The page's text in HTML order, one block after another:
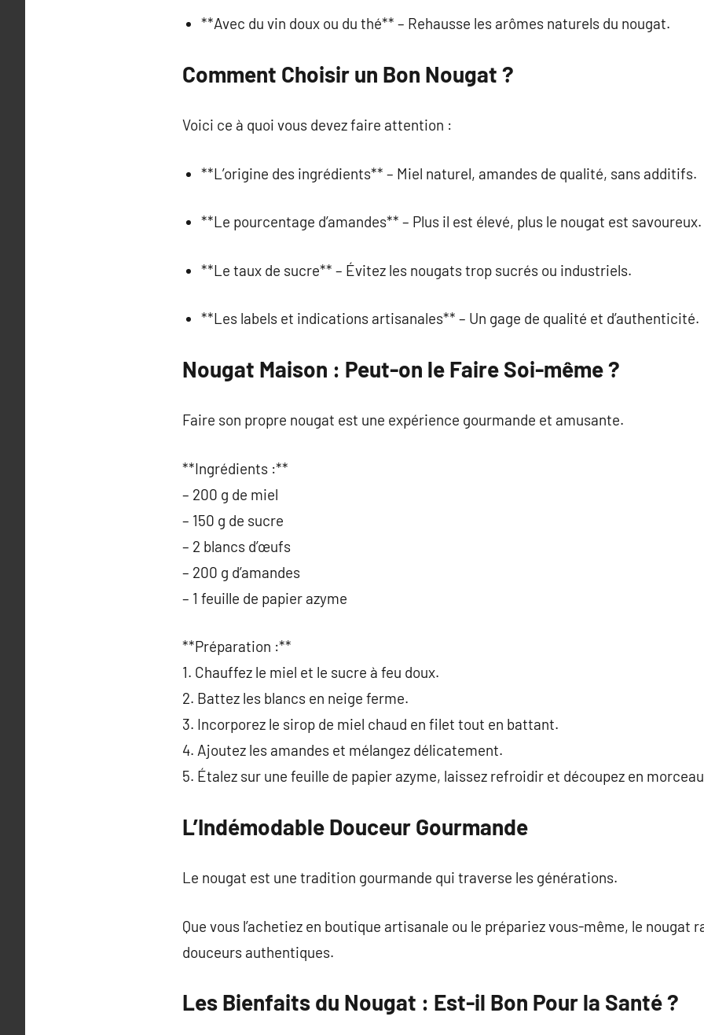
**Avec du vin doux ou du thé** – Rehausse les arômes naturels du nougat.
Comment Choisir un Bon Nougat ?
Voici ce à quoi vous devez faire attention :
**L’origine des ingrédients** – Miel naturel, amandes de qualité, sans additifs.
**Le pourcentage d’amandes** – Plus il est élevé, plus le nougat est savoureux.
**Le taux de sucre** – Évitez les nougats trop sucrés ou industriels.
**Les labels et indications artisanales** – Un gage de qualité et d’authenticité.
Nougat Maison : Peut-on le Faire Soi-même ?
Faire son propre nougat est une expérience gourmande et amusante.
**Ingrédients :**
– 200 g de miel
– 150 g de sucre
– 2 blancs d’œufs
– 200 g d’amandes
– 1 feuille de papier azyme
**Préparation :**
1. Chauffez le miel et le sucre à feu doux.
2. Battez les blancs en neige ferme.
3. Incorporez le sirop de miel chaud en filet tout en battant.
4. Ajoutez les amandes et mélangez délicatement.
5. Étalez sur une feuille de papier azyme, laissez refroidir et découpez en
L’Indémodable Douceur Gourmande
Le nougat est une tradition gourmande qui traverse les générations.
Que vous l’achetiez en boutique artisanale ou le prépariez vous-même, le nougat
douceurs authentiques.
Les Bienfaits du Nougat : Est-il Bon Pour la Santé ?